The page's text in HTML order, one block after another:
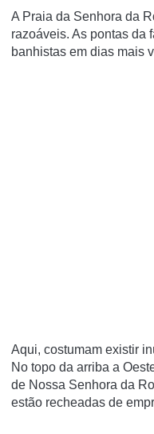
A Praia da Senhora da
razoáveis. As pontas da
banhistas em dias mais
Aqui, costumam existir
No topo da arriba a
de Nossa Senhora da
estão recheadas de